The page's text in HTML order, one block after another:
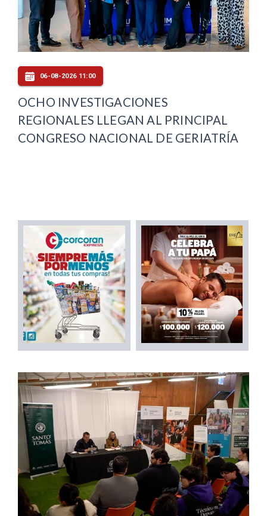
06-08-2026 11:00
OCHO INVESTIGACIONES
REGIONALES LLEGAN AL PRINCIPAL
CONGRESO NACIONAL DE GERIATRÍA